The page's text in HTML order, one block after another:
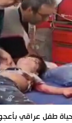
طفل عراقي